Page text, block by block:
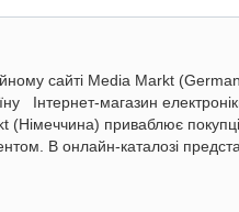
сайті Media Markt
Інтернет-магазин
(Німеччина) приваблює
В онлайн-каталозі